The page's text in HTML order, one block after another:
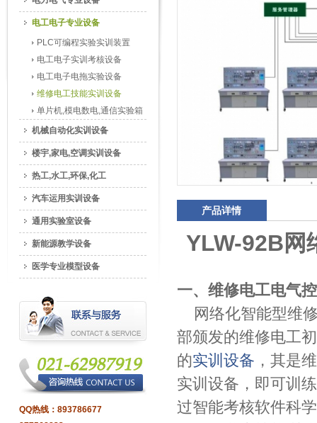
产品详情
YLW-92B网
一、维修电工电气
网络化智能型维
部颁发的维修电工
的实训设备 ，其是
实训设备，即可训
过智能考核软件科
电工电子专业设备
PLC可编程实验实训装置
电工电子实训考核设备
电工电子电拖实验设备
维修电工技能实训设备
单片机,模电数电,通信实验箱
机械自动化实训设备
楼宇,家电,空调实训设备
热工,水工,环保,化工
汽车运用实训设备
通用实验室设备
新能源教学设备
医学专业模型设备
QQ热线： 893786677